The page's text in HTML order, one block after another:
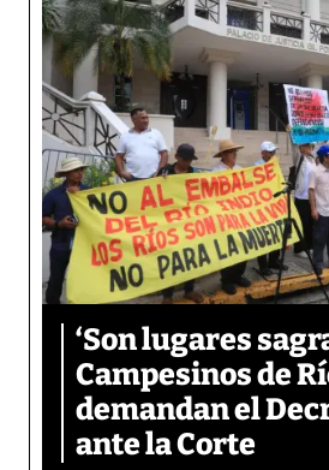
‘Son lugares
Campesinos de
demandan el
ante la Corte